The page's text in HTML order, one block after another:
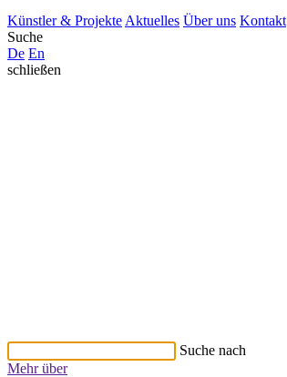
Künstler & Projekte Aktuelles Über uns Kontakt
Suche
De En
schließen
Suche nach
Mehr über